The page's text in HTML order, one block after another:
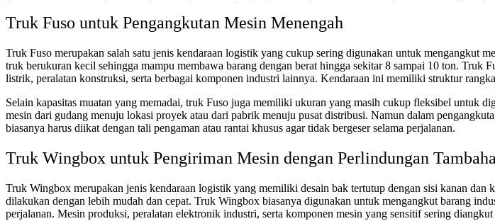
Truk Fuso untuk Pengangkutan Mesin Menengah
Truk Fuso merupakan salah satu jenis kendaraan logistik yang cukup sering digunakan untuk mengangkut
truk berukuran kecil sehingga mampu membawa barang dengan berat hingga sekitar 8 sampai 10 ton.
listrik, peralatan konstruksi, serta berbagai komponen industri lainnya. Kendaraan ini memiliki struktur
Selain kapasitas muatan yang memadai, truk Fuso juga memiliki ukuran yang masih cukup fleksibel untuk
mesin dari gudang menuju lokasi proyek atau dari pabrik menuju pusat distribusi. Namun dalam
biasanya harus diikat dengan tali pengaman atau rantai khusus agar tidak bergeser selama perjalanan.
Truk Wingbox untuk Pengiriman Mesin dengan Perlindungan
Truk Wingbox merupakan jenis kendaraan logistik yang memiliki desain bak tertutup dengan sisi kanan
dilakukan dengan lebih mudah dan cepat. Truk Wingbox biasanya digunakan untuk mengangkut barang
perjalanan. Mesin produksi, peralatan elektronik industri, serta komponen mesin yang sensitif sering